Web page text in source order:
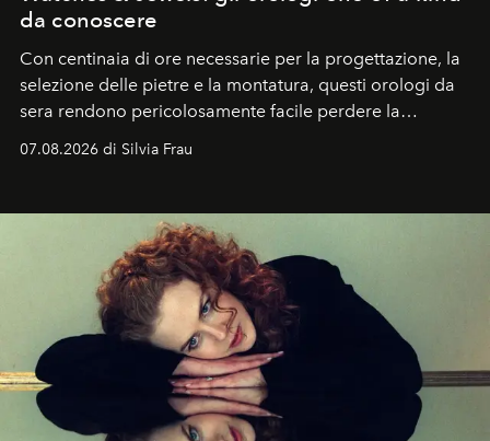
da conoscere
Con centinaia di ore necessarie per la progettazione, la
selezione delle pietre e la montatura, questi orologi da
sera rendono pericolosamente facile perdere la
cognizione del tempo. Ma con quadranti così
07.08.2026 di Silvia Frau